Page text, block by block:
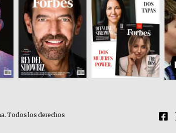
Todos los derechos